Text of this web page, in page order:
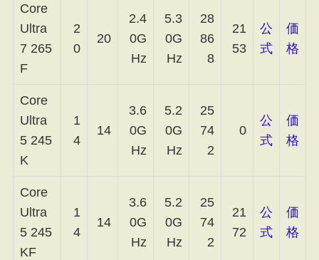
Core
Ultra
7 265
F
2
0
20
2.4
0G
Hz
5.3
0G
Hz
28
86
8
21
53
公
式
価
格
Core
Ultra
5 245
K
1
4
14
3.6
0G
Hz
5.2
0G
Hz
25
74
2
0
公
式
価
格
Core
Ultra
5 245
KF
1
4
14
3.6
0G
Hz
5.2
0G
Hz
25
74
2
21
72
公
式
価
格